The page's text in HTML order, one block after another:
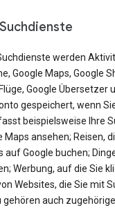
werden
Google Maps, Google
Google Übersetzer
gespeichert, wenn
beispielsweise Ihre
Maps ansehen; Reisen,
auf Google buchen;
Werbung, auf die Sie
Websites, die Sie mit
gehören auch